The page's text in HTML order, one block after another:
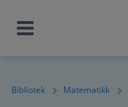
Bibliotek Matematikk